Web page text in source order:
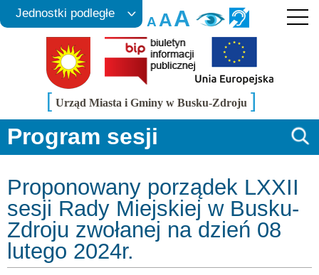
AAA
Jednostki podległe
[ Urząd Miasta i Gminy w Busku-Zdroju ]
Program sesji
Proponowany porządek LXXII
sesji Rady Miejskiej w Busku-
Zdroju zwołanej na dzień 08
lutego 2024r.